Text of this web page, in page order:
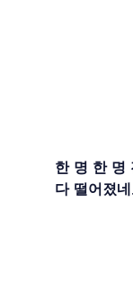
한 명 한 명
다 떨어졌